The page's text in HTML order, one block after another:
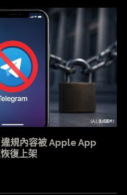
規內容被 Apple App
復上架